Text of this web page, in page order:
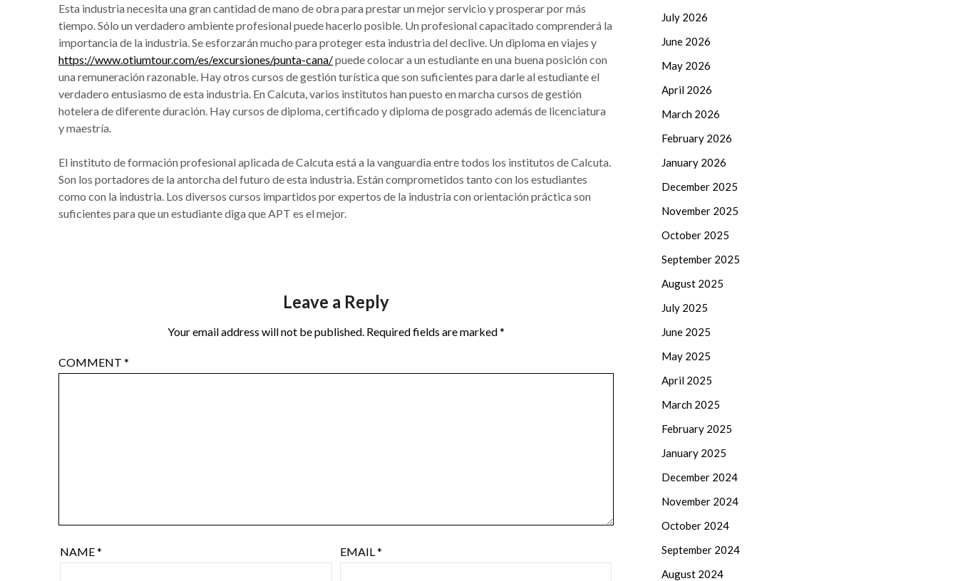
Esta industria necesita una gran cantidad de mano de obra para prestar un mejor servicio y prosperar por más
tiempo. Sólo un verdadero ambiente profesional puede hacerlo posible. Un profesional capacitado comprenderá la
importancia de la industria. Se esforzarán mucho para proteger esta industria del declive. Un diploma en viajes y
https://www.otiumtour.com/es/excursiones/punta-cana/puede colocar a un estudiante en una buena posición con
una remuneración razonable. Hay otros cursos de gestión turística que son suficientes para darle al estudiante el
verdadero entusiasmo de esta industria. En Calcuta, varios institutos han puesto en marcha cursos de gestión
hotelera de diferente duración. Hay cursos de diploma, certificado y diploma de posgrado además de licenciatura
y maestría.
El instituto de formación profesional aplicada de Calcuta está a la vanguardia entre todos los institutos de Calcuta.
Son los portadores de la antorcha del futuro de esta industria. Están comprometidos tanto con los estudiantes
como con la industria. Los diversos cursos impartidos por expertos de la industria con orientación práctica son
suficientes para que un estudiante diga que APT es el mejor.
Leave a Reply
Your email address will not be published. Required fields are marked*
COMMENT *
NAME* EMAIL*
July 2026
June 2026
May 2026
April 2026
March 2026
February 2026
January 2026
December 2025
November 2025
October 2025
September 2025
August 2025
July 2025
June 2025
May 2025
April 2025
March 2025
February 2025
January 2025
December 2024
November 2024
October 2024
September 2024
August 2024